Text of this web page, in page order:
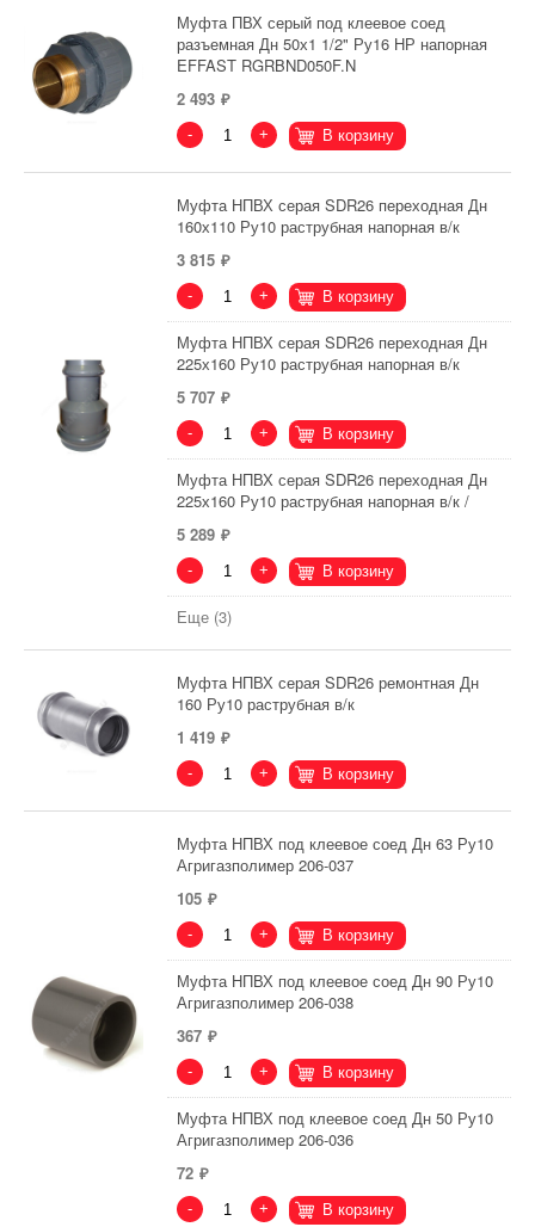
Муфта ПВХ серый под клеевое соед
разъемная Дн 50х1 1/2" Ру16 НР напорная
EFFAST RGRBND050F.N
2 493
- + В корзину
Муфта НПВХ серая SDR26 переходная Дн
160х110 Ру10 раструбная напорная в/к
3 815
- + В корзину
Муфта НПВХ серая SDR26 переходная Дн
225х160 Ру10 раструбная напорная в/к
5 707
- + В корзину
Муфта НПВХ серая SDR26 переходная Дн
225х160 Ру10 раструбная напорная в/к /
5 289
- + В корзину
Еще (3)
Муфта НПВХ серая SDR26 ремонтная Дн
160 Ру10 раструбная в/к
1 419
- + В корзину
Муфта НПВХ под клеевое соед Дн 63 Ру10
Агригазполимер 206-037
105
- + В корзину
Муфта НПВХ под клеевое соед Дн 90 Ру10
Агригазполимер 206-038
367
- + В корзину
Муфта НПВХ под клеевое соед Дн 50 Ру10
Агригазполимер 206-036
72
- + В корзину